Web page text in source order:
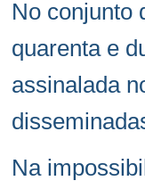
No conjunto
quarenta e
assinalada
Na